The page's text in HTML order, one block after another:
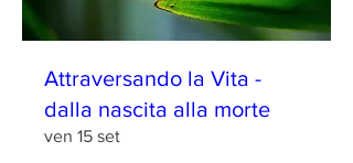
Attraversando la Vita -
dalla nascita alla morte
ven 15 set